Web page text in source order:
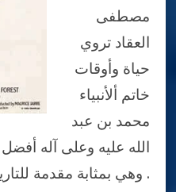
مصطفى
العقاد تروي
حياة وأوقات
خاتم ألأنبياء
محمد بن عبد
الله عليه وعلى آله
وهي بمثابة مقدمة للتاريخ الإسلامي المبكرة .